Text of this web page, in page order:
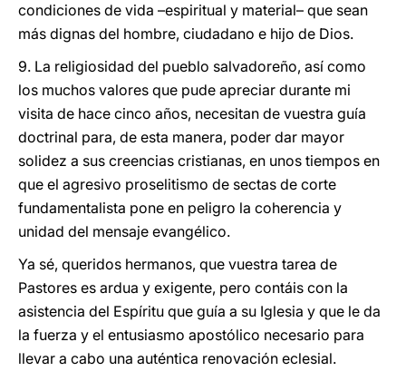
condiciones de vida –espiritual y material– que sean
más dignas del hombre, ciudadano e hijo de Dios.
9. La religiosidad del pueblo salvadoreño, así como
los muchos valores que pude apreciar durante mi
visita de hace cinco años, necesitan de vuestra guía
doctrinal para, de esta manera, poder dar mayor
solidez a sus creencias cristianas, en unos tiempos en
que el agresivo proselitismo de sectas de corte
fundamentalista pone en peligro la coherencia y
unidad del mensaje evangélico.
Ya sé, queridos hermanos, que vuestra tarea de
Pastores es ardua y exigente, pero contáis con la
asistencia del Espíritu que guía a su Iglesia y que le da
la fuerza y el entusiasmo apostólico necesario para
llevar a cabo una auténtica renovación eclesial.